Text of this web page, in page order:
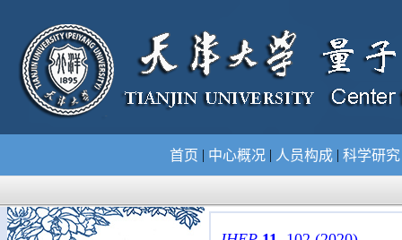
首页 | 中心概况 | 人员构成 | 科学研